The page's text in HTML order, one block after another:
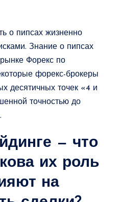
о пипсах жизненно
Знание о пипсах
Форекс по
форекс-брокеры
десятичных точек «4 и
точностью до
— что
их роль
на